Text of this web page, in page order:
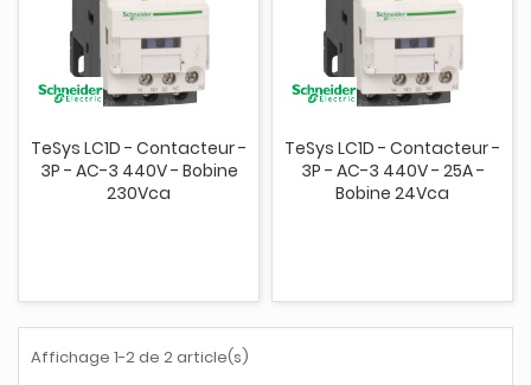
TeSys LC1D - Contacteur -
3P - AC-3 440V - Bobine
230Vca
TeSys LC1D - Contacteur -
3P - AC-3 440V - 25A -
Bobine 24Vca
Affichage 1-2 de 2 article(s)